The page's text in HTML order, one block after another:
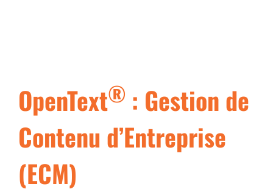
OpenText® : Gestion de
Contenu d’Entreprise
(ECM)